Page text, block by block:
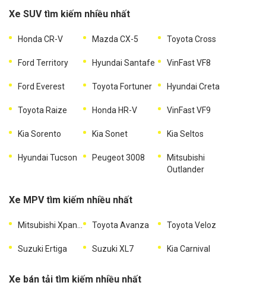
Xe SUV tìm kiếm nhiều nhất
Honda CR-V Mazda CX-5 Toyota Cross
Ford Territory Hyundai Santafe VinFast VF8
Ford Everest Toyota Fortuner Hyundai Creta
Toyota Raize Honda HR-V VinFast VF9
Kia Sorento Kia Sonet Kia Seltos
Hyundai Tucson Peugeot 3008
Mitsubishi
Outlander
Xe MPV tìm kiếm nhiều nhất
Toyota Avanza Toyota Veloz
Suzuki Ertiga Suzuki XL7 Kia Carnival
Xe bán tải tìm kiếm nhiều nhất